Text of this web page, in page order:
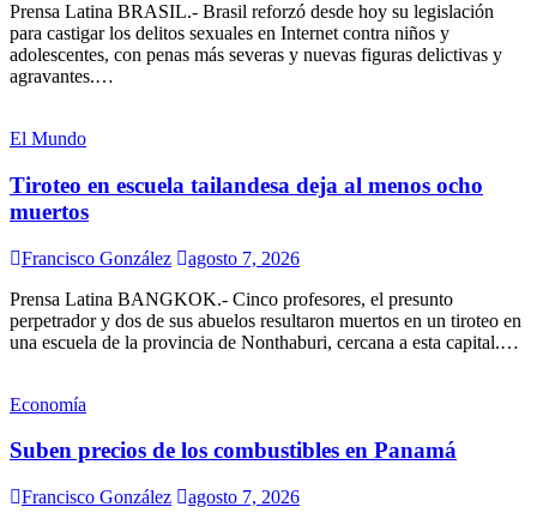
Prensa Latina BRASIL.- Brasil reforzó desde hoy su legislación
para castigar los delitos sexuales en Internet contra niños y
adolescentes, con penas más severas y nuevas figuras delictivas y
agravantes.…
El Mundo
Tiroteo en escuela tailandesa deja al menos ocho
muertos
Francisco González
agosto 7, 2026
Prensa Latina BANGKOK.- Cinco profesores, el presunto
perpetrador y dos de sus abuelos resultaron muertos en un tiroteo en
una escuela de la provincia de Nonthaburi, cercana a esta capital.…
Economía
Suben precios de los combustibles en Panamá
Francisco González
agosto 7, 2026